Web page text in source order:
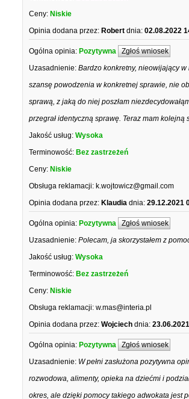
Ceny: Niskie
Opinia dodana przez: Robert dnia: 02.08.2022
Ogólna opinia: Pozytywna Zgłoś wniosek
Uzasadnienie: Bardzo konkretny, nieowijający
szansę powodzenia w konkretnej sprawie, nie
sprawą, z jaką do niej poszłam
przegrał identyczną sprawę. Teraz mam
Jakość usług: Wysoka
Terminowość: Bez zastrzeżeń
Ceny: Niskie
Obsługa reklamacji: k.wojtowicz@gmail.com
Opinia dodana przez: Klaudia dnia: 29.12.2021
Ogólna opinia: Pozytywna Zgłoś wniosek
Uzasadnienie: Polecam, ja skorzystałem z
Jakość usług: Wysoka
Terminowość: Bez zastrzeżeń
Ceny: Niskie
Obsługa reklamacji: w.mas@interia.pl
Opinia dodana przez: Wojciech dnia:
Ogólna opinia: Pozytywna Zgłoś wniosek
Uzasadnienie: W pełni zasłużona pozytywna
rozwodowa, alimenty, opieka na dziećmi i
okres, ale dzięki pomocy takiego adwokata jest